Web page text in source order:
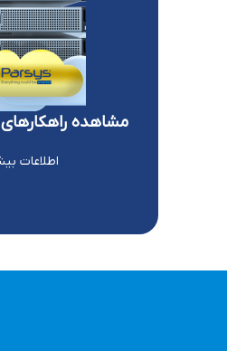
مشاهده
اطلاعات